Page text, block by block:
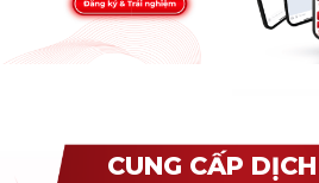
CUNG CẤP